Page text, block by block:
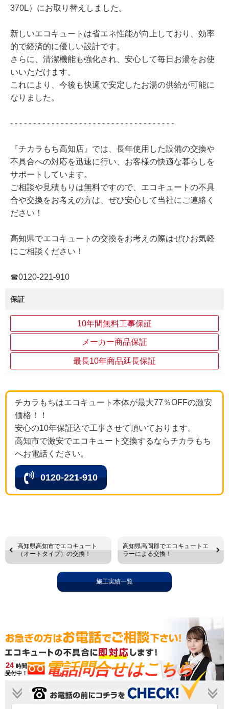
370L）にお取り替えしました。
新しいエコキュートは省エネ性能が向上しており、効率
的で経済的に優しい設計です。
さらに、清潔機能も強化され、安心して毎日お湯をお使
いいただけます。
これにより、今後も快適で安定したお湯の供給が可能に
なりました。
- - - - - - - - - - - - - - - - - - - - - - - - - - - - - - - - - - - -
『チカラもち高知店』では、長年使用した設備の交換や
不具合への対応を迅速に行い、お客様の快適な暮らしを
サポートしています。
ご相談や見積もりは無料ですので、エコキュートの不具
合や交換をお考えの方は、ぜひ安心して当社にご連絡く
ださい！
高知県でエコキュートの交換をお考えの際はぜひお気軽
にご相談ください！
☎0120-221-910
保証
10年間無料工事保証
メーカー商品保証
最長10年商品延長保証
チカラもちはエコキュート本体が最大77％OFFの激安
価格！！
安心の10年保証込で工事させて頂いております。
高知市で激安でエコキュート交換するならチカラもち
へお電話ください。
0120-221-910
高知県高知市でエコキュート
（オートタイプ）の交換！
高知県高岡郡でエコキュートエ
ラーによる交換！
施工実績一覧
24 時間
受付中！
電話問合せはこちら